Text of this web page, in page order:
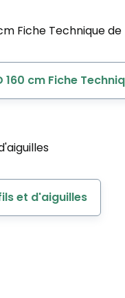
Fiche Technique de
160 cm Fiche
et d'aiguilles